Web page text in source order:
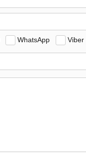
WhatsApp Viber